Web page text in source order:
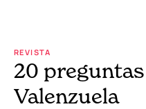
REVISTA
20
Valenzuela